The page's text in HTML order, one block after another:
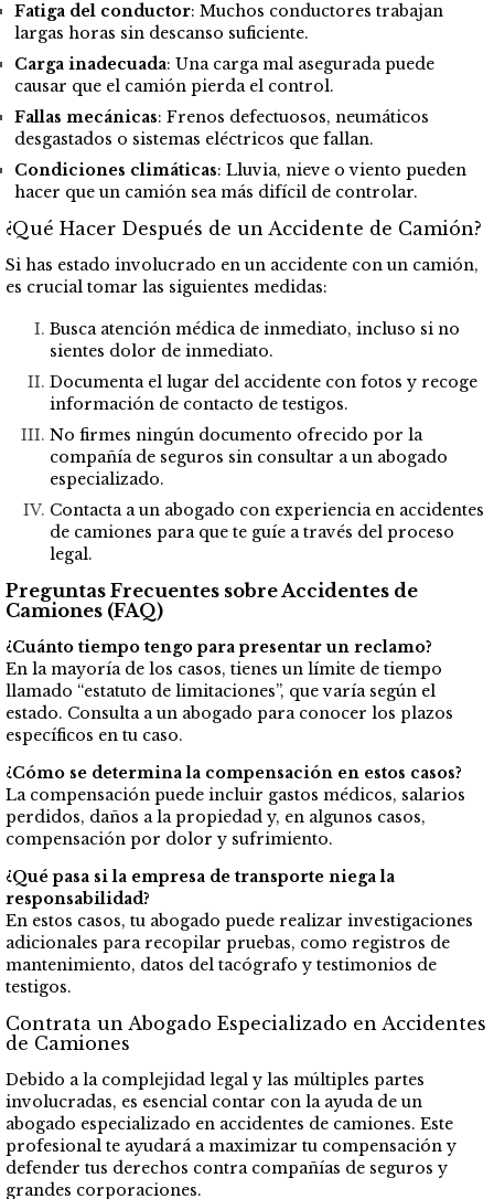
Fatiga del conductor: Muchos conductores trabajan
largas horas sin descanso suficiente.
Carga inadecuada: Una carga mal asegurada puede
causar que el camión pierda el control.
Fallas mecánicas: Frenos defectuosos, neumáticos
desgastados o sistemas eléctricos que fallan.
Condiciones climáticas: Lluvia, nieve o viento pueden
hacer que un camión sea más difícil de controlar.
¿Qué Hacer Después de un Accidente de Camión?
Si has estado involucrado en un accidente con un camión,
es crucial tomar las siguientes medidas:
Busca atención médica de inmediato, incluso si no
sientes dolor de inmediato.
Documenta el lugar del accidente con fotos y recoge
información de contacto de testigos.
No firmes ningún documento ofrecido por la
compañía de seguros sin consultar a un abogado
especializado.
Contacta a un abogado con experiencia en accidentes
de camiones para que te guíe a través del proceso
legal.
Preguntas Frecuentes sobre Accidentes de
Camiones (FAQ)
¿Cuánto tiempo tengo para presentar un reclamo?
En la mayoría de los casos, tienes un límite de tiempo
llamado “estatuto de limitaciones”, que varía según el
estado. Consulta a un abogado para conocer los plazos
específicos en tu caso.
¿Cómo se determina la compensación en estos casos?
La compensación puede incluir gastos médicos, salarios
perdidos, daños a la propiedad y, en algunos casos,
compensación por dolor y sufrimiento.
¿Qué pasa si la empresa de transporte niega la
responsabilidad?
En estos casos, tu abogado puede realizar investigaciones
adicionales para recopilar pruebas, como registros de
mantenimiento, datos del tacógrafo y testimonios de
testigos.
Contrata un Abogado Especializado en Accidentes
de Camiones
Debido a la complejidad legal y las múltiples partes
involucradas, es esencial contar con la ayuda de un
abogado especializado en accidentes de camiones. Este
profesional te ayudará a maximizar tu compensación y
defender tus derechos contra compañías de seguros y
grandes corporaciones.